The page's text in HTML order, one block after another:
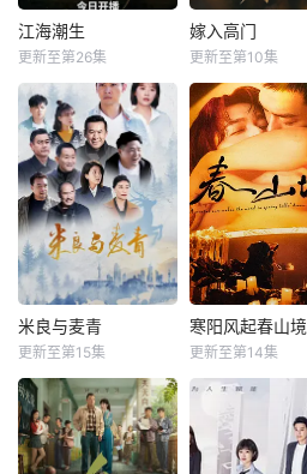
江海潮生
更新至第26集
嫁入高门
更新至第10集
米良与麦青
更新至第15集
寒阳风起春山境
更新至第14集